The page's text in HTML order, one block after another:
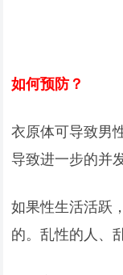
如何预防？
衣原体可导致男
导致进一步的并
如果性生活活跃
的。乱性的人、